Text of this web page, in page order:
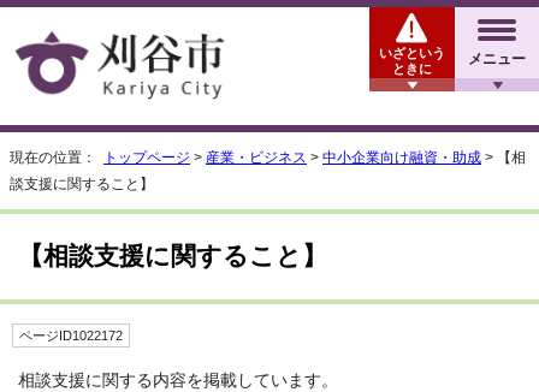
メニュー
いざという
ときに
現在の位置： トップページ > 産業・ビジネス > 中小企業向け融資・助成 > 【相
談支援に関すること】
【相談支援に関すること】
ページID1022172
相談支援に関する内容を掲載しています。